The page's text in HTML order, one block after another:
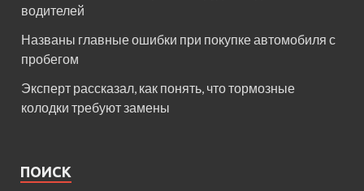
водителей
Названы главные ошибки при покупке автомобиля с
пробегом
Эксперт рассказал, как понять, что тормозные
колодки требуют замены
ПОИСК